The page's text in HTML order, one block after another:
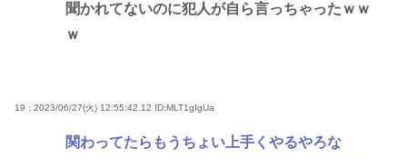
聞かれてないのに犯人が自ら言っちゃったｗｗ
ｗ
19 : 2023/06/27(火) 12:55:42.12 ID:MLT1gIgUa
関わってたらもうちょい上手くやるやろな